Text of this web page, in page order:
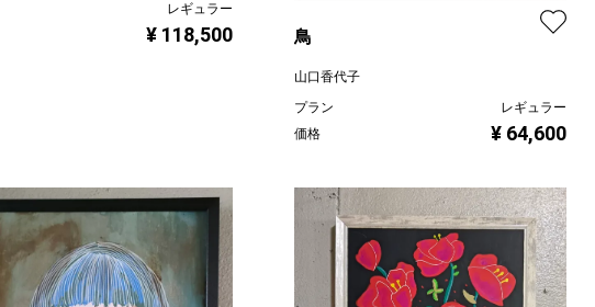
レギュラー
¥ 118,500 鳥
山口香代子
プラン
レギュラー
価格
¥ 64,600